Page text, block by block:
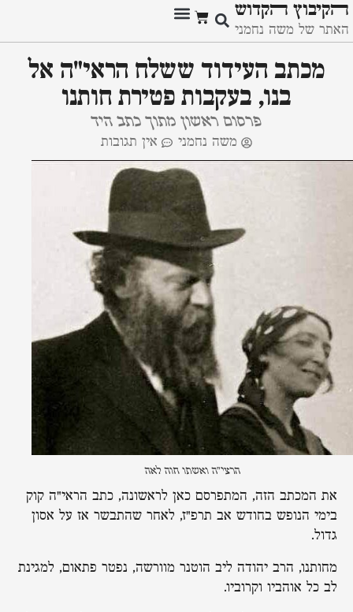
ﬣקיבוץ ﬣקדוש
האתר של משה נחמני
מכתב העידוד ששלח הראי"ה אל
בנו, בעקבות פטירת חותנו
פרסום ראשון מתוך כתב היד
משה נחמני אין תגובות
הרצי"ה ואשתו חוה לאה
את המכתב הזה, המתפרסם כאן לראשונה, כתב הראי"ה קוק
בימי הנופש בחודש אב תרפ"ז, לאחר שהתבשר אז על אסון
גדול.
מחותנו, הרב יהודה ליב הוטנר מוורשה, נפטר פתאום, למגינת
לב כל אוהביו וקרוביו.